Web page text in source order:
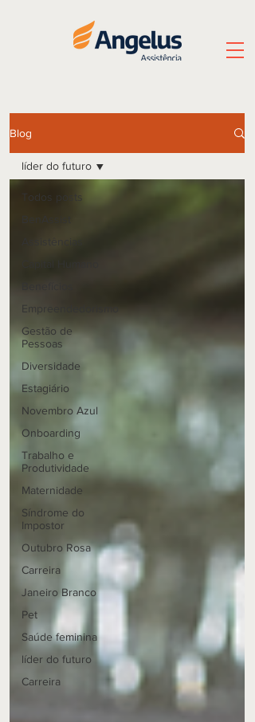
Blog
Todos posts
Empreendedorismo
Gestão de
Pessoas
Diversidade
Estagiário
Novembro Azul
Onboarding
Trabalho e
Produtividade
Maternidade
Síndrome do
Impostor
Outubro Rosa
Carreira
Janeiro Branco
Pet
Saúde feminina
líder do futuro
Carreira
líder do futuro